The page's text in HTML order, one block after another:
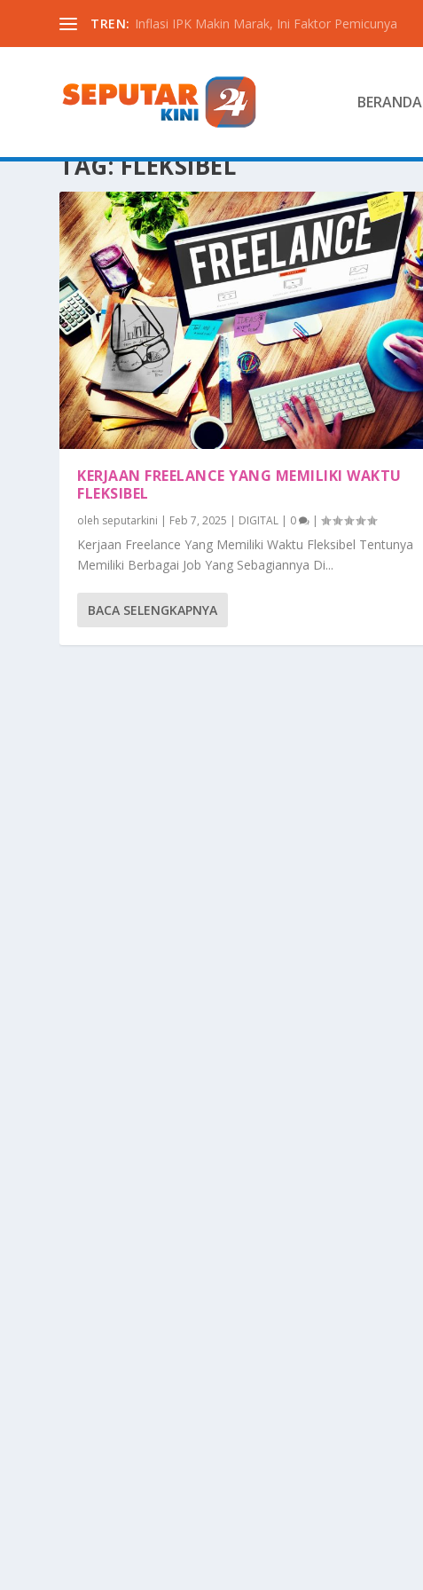
TREN: Inflasi IPK Makin Marak, Ini Faktor Pemicunya
BERANDA
TAG:FLEKSIBEL
KERJAAN FREELANCE YANG MEMILIKI WAKTU
FLEKSIBEL
oleh seputarkini | Feb 7, 2025 | DIGITAL | 0 |
Kerjaan Freelance Yang Memiliki Waktu Fleksibel Tentunya
Memiliki Berbagai Job Yang Sebagiannya Di...
BACA SELENGKAPNYA